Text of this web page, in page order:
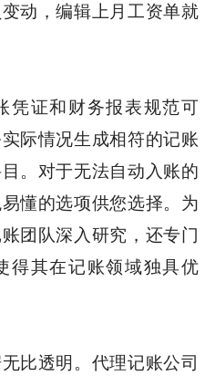
动，编辑上月工资单就
凭证和财务报表规范可
际情况生成相符的记账
。对于无法自动入账的
懂的选项供您选择。为
团队深入研究，还专门
得其在记账领域独具优
比透明。代理记账公司